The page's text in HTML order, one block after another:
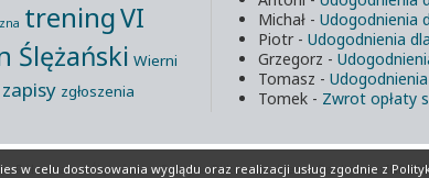
treningVI
Ślężański Wierni
zapisy zgłoszenia
Michał - Udogodnienia
Piotr - Udogodnienia
Grzegorz -
Tomasz -
Tomek - Zwrot opłaty
Półmaraton Ślężański Polityka Plików CookiesRealizacja:
w celu dostosowania wyglądu oraz realizacji usług zgodnie z